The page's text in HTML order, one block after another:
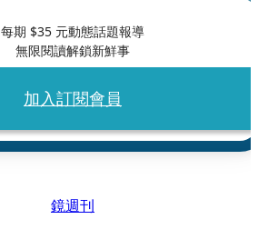
每期 $35 元動態話題報導
無限閱讀解鎖新鮮事
加入訂閱會員
鏡週刊